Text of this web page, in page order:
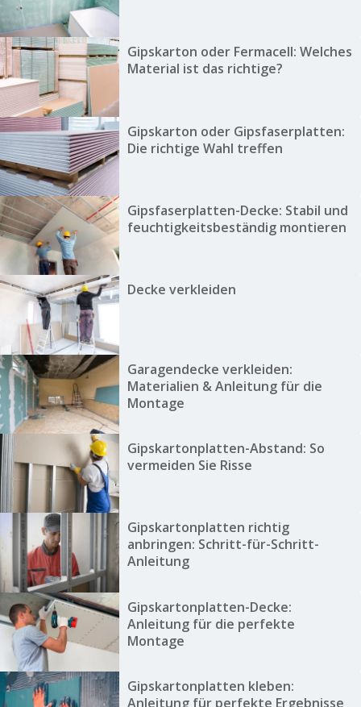
Gipskarton oder Fermacell: Welches
Material ist das richtige?
Gipskarton oder Gipsfaserplatten:
Die richtige Wahl treffen
Gipsfaserplatten-Decke: Stabil und
feuchtigkeitsbeständig montieren
Decke verkleiden
Garagendecke verkleiden:
Materialien & Anleitung für die
Montage
Gipskartonplatten-Abstand: So
vermeiden Sie Risse
Gipskartonplatten richtig
anbringen: Schritt-für-Schritt-
Anleitung
Gipskartonplatten-Decke:
Anleitung für die perfekte
Montage
Gipskartonplatten kleben:
Anleitung für perfekte Ergebnisse